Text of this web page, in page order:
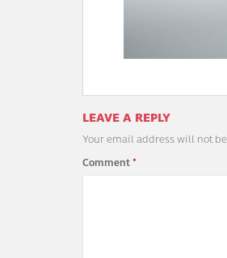
LEAVE A REPLY
Your email address will not
Comment*